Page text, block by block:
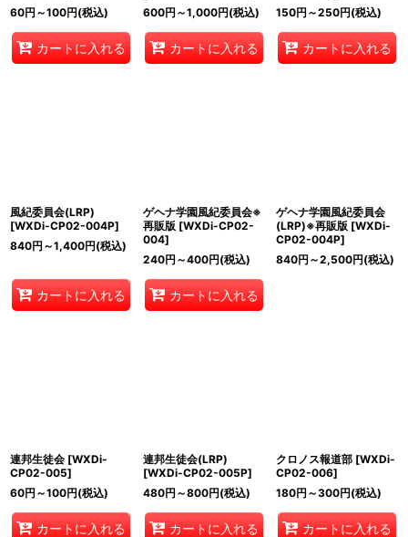
60円 ～100円(税込)
カートに入れる
600円 ～1,000円(税込)
カートに入れる
150円 ～250円(税込)
カートに入れる
風紀委員会(LRP)
[WXDi-CP02-004P]
840円 ～1,400円(税込)
カートに入れる
ゲヘナ学園風紀委員会※
再販版 [WXDi-CP02-
004]
240円 ～400円(税込)
カートに入れる
ゲヘナ学園風紀委員会
(LRP)※再販版 [WXDi-
CP02-004P]
840円 ～2,500円(税込)
連邦生徒会 [WXDi-
CP02-005]
60円 ～100円(税込)
カートに入れる
連邦生徒会(LRP)
[WXDi-CP02-005P]
480円 ～800円(税込)
カートに入れる
クロノス報道部 [WXDi-
CP02-006]
180円 ～300円(税込)
カートに入れる